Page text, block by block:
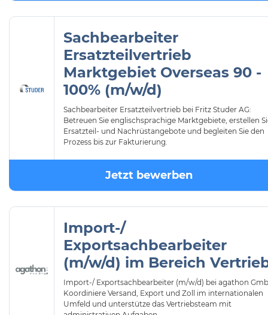
Sachbearbeiter
Ersatzteilvertrieb
Marktgebiet Overseas 90 -
100% (m/w/d)
Sachbearbeiter Ersatzteilvertrieb bei Fritz Studer AG:
Betreuen Sie englischsprachige Marktgebiete, erstellen
Ersatzteil- und Nachrüstangebote und begleiten Sie den
Prozess bis zur Fakturierung.
Jetzt bewerben
Import-/
Exportsachbearbeiter
(m/w/d) im Bereich
Import-/ Exportsachbearbeiter (m/w/d) bei agathon
Koordiniere Versand, Export und Zoll im internationalen
Umfeld und unterstütze das Vertriebsteam mit